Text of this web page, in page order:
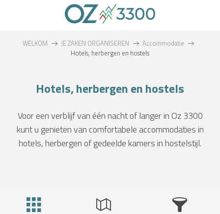
principalWELKOM JE ZAKEN ORGANISEREN
Accommodatie
Hotels, herbergen en hostels
Hotels, herbergen en hostels
Voor een verblijf van één nacht of langer in Oz 3300
kunt u genieten van comfortabele accommodaties in
hotels, herbergen of gedeelde kamers in hostelstijl.